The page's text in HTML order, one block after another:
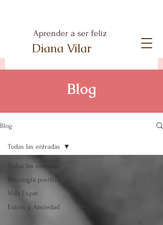
Aprender a ser feliz
Diana Vilar
Blog
Blog
Todas las entradas
Psicología positiva
Vida Expat
Estrés y Ansiedad
Todas las entradas